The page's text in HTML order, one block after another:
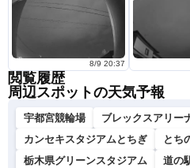
8/9 20:37
閲覧履歴
周辺スポットの天気予報
宇都宮競輪場
ブレックスアリー
カンセキスタジアムとちぎ
とち
栃木県グリーンスタジアム
道の